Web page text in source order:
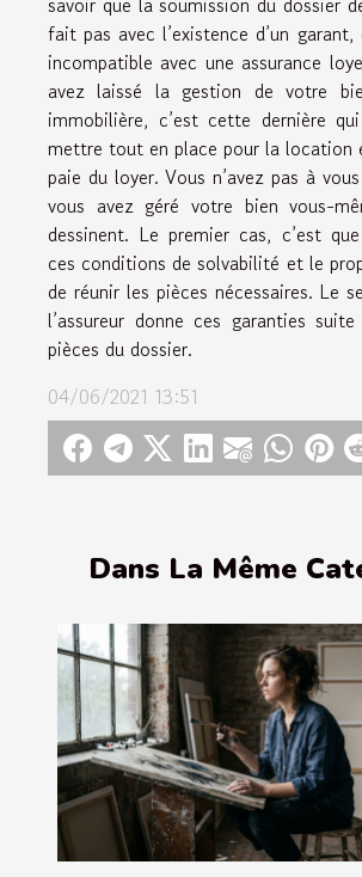
Dans La Même
fait pas avec l’existence d’un
incompatible avec une assurance
avez laissé la gestion de votre
immobilière, c’est cette dernière
mettre tout en place pour la location
paie du loyer. Vous n’avez pas à
vous avez géré votre bien vous-
dessinent. Le premier cas, c’est
ces conditions de solvabilité et le
de réunir les pièces nécessaires. Le
l’assureur donne ces garanties
pièces du dossier.
04/06/2021 13:51